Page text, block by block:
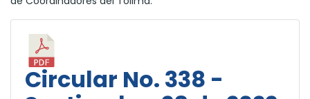
Circular No. 338 -